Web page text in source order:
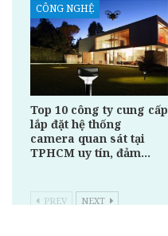
CÔNG NGHỆ
Top 10 công ty cung cấp
lắp đặt hệ thống
camera quan sát tại
TPHCM uy tín, đảm…
PREV NEXT